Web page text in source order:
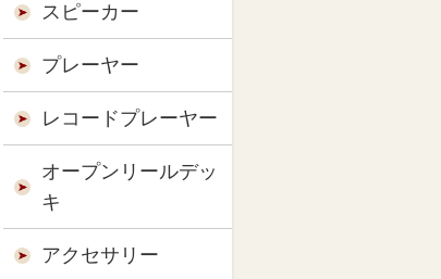
スピーカー
プレーヤー
レコードプレーヤー
オープンリールデッ
キ
アクセサリー